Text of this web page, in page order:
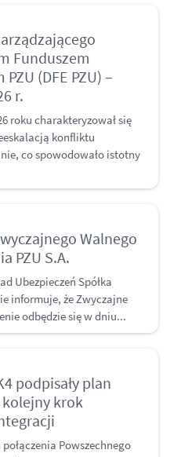
Funduszem
(DFE PZU) –
r.
roku charakteryzował się
konfliktu
co spowodowało istotny
Walnego
PZU S.A.
Ubezpieczeń Spółka
informuje, że Zwyczajne
odbędzie się w dniu...
podpisały plan
kolejny krok
Powszechnego